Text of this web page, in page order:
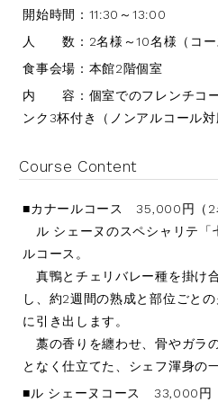
開始時間：11:30～13:00
人 数：2名様～10名様（コー
食事会場：本館2階個室
内 容：個室でのフレンチコー
ンク3杯付き（ノンアルコール対
Course Content
■カナールコース 35,000円（2
ル シェーヌのスペシャリテ「
ルコース。
真鴨とチェリバレー種を掛け
し、約2週間の熟成と部位ごと
に引き出します。
藁の香りを纏わせ、骨やガラ
となく仕立てた、シェフ渾身の
■ル シェーヌコース 33,000円